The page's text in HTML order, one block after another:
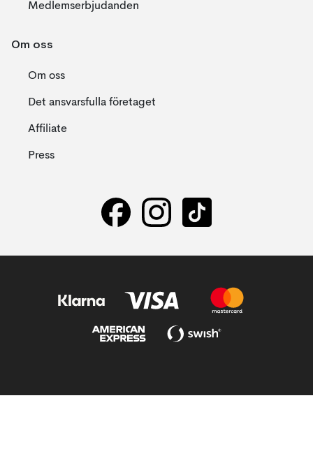
Medlemserbjudanden
Om oss
Om oss
Det ansvarsfulla företaget
Affiliate
Press